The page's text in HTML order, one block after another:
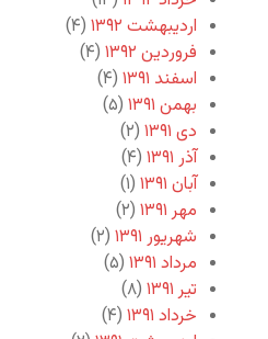
اردیبهشت ۱۳۹۲
(۴)
فروردین ۱۳۹۲
(۴)
اسفند ۱۳۹۱
(۴)
بهمن ۱۳۹۱
(۵)
دی ۱۳۹۱
(۲)
آذر ۱۳۹۱
(۴)
آبان ۱۳۹۱
(۱)
مهر ۱۳۹۱
(۲)
شهریور ۱۳۹۱
(۲)
مرداد ۱۳۹۱
(۵)
تیر ۱۳۹۱
(۸)
خرداد ۱۳۹۱
(۴)